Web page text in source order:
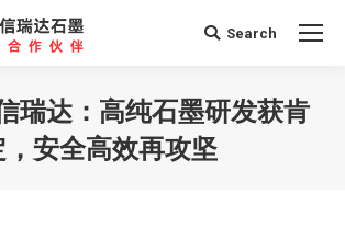
Search:
Search
瑞达：高纯石墨研发获肯
，安全高效再攻坚